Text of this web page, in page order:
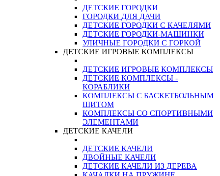
ДЕТСКИЕ ГОРОДКИ
ГОРОДКИ ДЛЯ ДАЧИ
ДЕТСКИЕ ГОРОДКИ С КАЧЕЛЯМИ
ДЕТСКИЕ ГОРОДКИ-МАШИНКИ
УЛИЧНЫЕ ГОРОДКИ С ГОРКОЙ
ДЕТСКИЕ ИГРОВЫЕ КОМПЛЕКСЫ
ДЕТСКИЕ ИГРОВЫЕ КОМПЛЕКСЫ
ДЕТСКИЕ КОМПЛЕКСЫ -
КОРАБЛИКИ
КОМПЛЕКСЫ С БАСКЕТБОЛЬНЫМ
ЩИТОМ
КОМПЛЕКСЫ СО СПОРТИВНЫМИ
ЭЛЕМЕНТАМИ
ДЕТСКИЕ КАЧЕЛИ
ДЕТСКИЕ КАЧЕЛИ
ДВОЙНЫЕ КАЧЕЛИ
ДЕТСКИЕ КАЧЕЛИ ИЗ ДЕРЕВА